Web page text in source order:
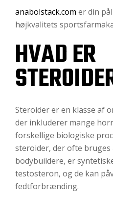
anabolstack.com er din
højkvalitets
HVAD ER
Steroider er en klasse af
der inkluderer mange
forskellige biologiske
steroider, der ofte
bodybuildere, er
testosteron, og de kan
fedtforbrænding.